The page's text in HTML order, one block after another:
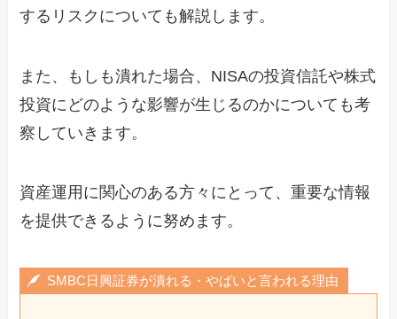
するリスクについても解説します。
また、もしも潰れた場合、NISAの投資信託や株式
投資にどのような影響が生じるのかについても考
察していきます。
資産運用に関心のある方々にとって、重要な情報
を提供できるように努めます。
SMBC日興証券が潰れる・やばいと言われる理由